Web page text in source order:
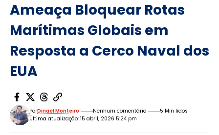
Ameaça Bloquear Rotas
Marítimas Globais em
Resposta a Cerco Naval dos
EUA
Última atualização: 15 abril, 2026 5:24 pm
PorDinael Monteiro Nenhum comentário 5 Min lidos